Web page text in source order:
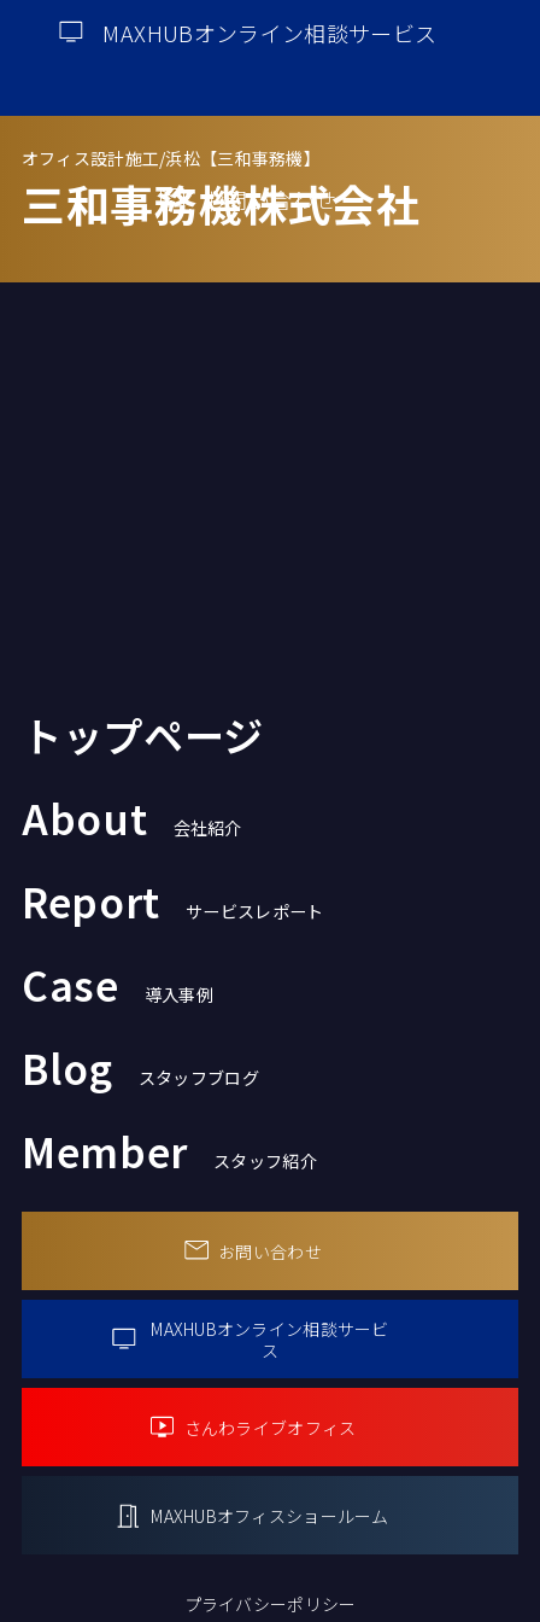
MAXHUBオンライン相談サービス
お問い合わせ
オフィス設計施工/浜松【三和事務機】
三和事務機株式会社
トップページ
About
会社紹介
Report サービスレポート
Case 導入事例
Blog スタッフブログ
Member スタッフ紹介
お問い合わせ
MAXHUBオンライン相談サービ
ス
さんわライブオフィス
MAXHUBオフィス ショールーム
プライバシーポリシー